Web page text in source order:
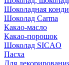
Шоколадная
Шоколад Carma
Какао-масло
Какао-порошок
Шоколад SICAO
Пасха
Для